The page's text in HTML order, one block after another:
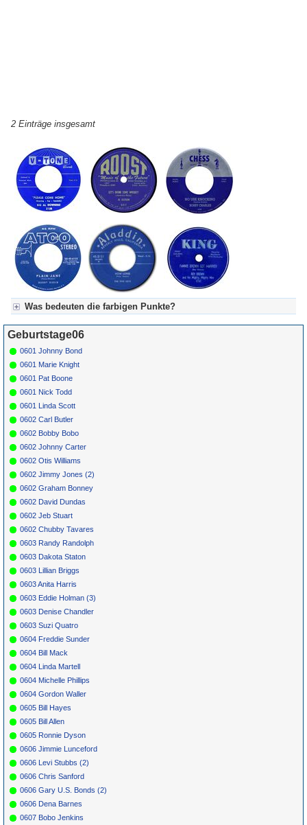
2 Einträge insgesamt
Was bedeuten die farbigen Punkte?
Für Axel's Tageskalender:
Grün = Kurzgeschichte
Grün! = fachlich bestimmt spannend, nicht verpassen!
Grün+ = Stundenbeitrag
Gelb = Kurzgeschichten oder Stundensendungen in Arbeit
Blau = Beschreibungstext (beschreibender Text)
Geburtstage06
0601 Johnny Bond
0601 Marie Knight
0601 Pat Boone
0601 Nick Todd
0601 Linda Scott
0602 Carl Butler
0602 Bobby Bobo
0602 Johnny Carter
0602 Otis Williams
0602 Jimmy Jones (2)
0602 Graham Bonney
0602 David Dundas
0602 Jeb Stuart
0602 Chubby Tavares
0603 Randy Randolph
0603 Dakota Staton
0603 Lillian Briggs
0603 Anita Harris
0603 Eddie Holman (3)
0603 Denise Chandler
0603 Suzi Quatro
0604 Freddie Sunder
0604 Bill Mack
0604 Linda Martell
0604 Michelle Phillips
0604 Gordon Waller
0605 Bill Hayes
0605 Bill Allen
0605 Ronnie Dyson
0606 Jimmie Lunceford
0606 Levi Stubbs (2)
0606 Chris Sanford
0606 Gary U.S. Bonds (2)
0606 Dena Barnes
0607 Bobo Jenkins